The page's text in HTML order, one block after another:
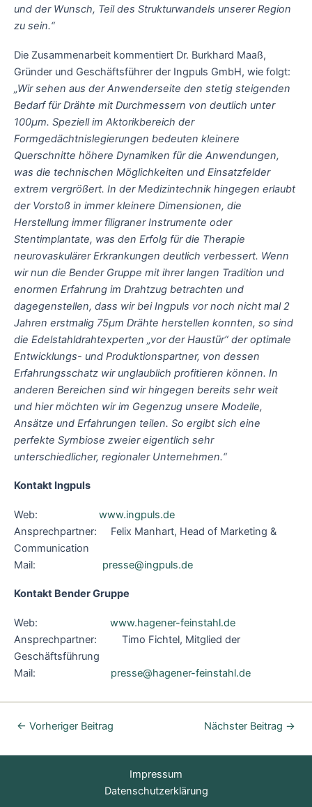
und der Wunsch, Teil des Strukturwandels unserer Region
zu sein.“
Die Zusammenarbeit kommentiert Dr. Burkhard Maaß,
Gründer und Geschäftsführer der Ingpuls GmbH, wie folgt:
„Wir sehen aus der Anwenderseite den stetig steigenden
Bedarf für Drähte mit Durchmessern von deutlich unter
100µm. Speziell im Aktorikbereich der
Formgedächtnislegierungen bedeuten kleinere
Querschnitte höhere Dynamiken für die Anwendungen,
was die technischen Möglichkeiten und Einsatzfelder
extrem vergrößert. In der Medizintechnik hingegen erlaubt
der Vorstoß in immer kleinere Dimensionen, die
Herstellung immer filigraner Instrumente oder
Stentimplantate, was den Erfolg für die Therapie
neurovaskulärer Erkrankungen deutlich verbessert. Wenn
wir nun die Bender Gruppe mit ihrer langen Tradition und
enormen Erfahrung im Drahtzug betrachten und
dagegenstellen, dass wir bei Ingpuls vor noch nicht mal 2
Jahren erstmalig 75µm Drähte herstellen konnten, so sind
die Edelstahldrahtexperten „vor der Haustür“ der optimale
Entwicklungs- und Produktionspartner, von dessen
Erfahrungsschatz wir unglaublich profitieren können. In
anderen Bereichen sind wir hingegen bereits sehr weit
und hier möchten wir im Gegenzug unsere Modelle,
Ansätze und Erfahrungen teilen. So ergibt sich eine
perfekte Symbiose zweier eigentlich sehr
unterschiedlicher, regionaler Unternehmen.“
Kontakt Ingpuls
Web: www.ingpuls.de
Ansprechpartner: Felix Manhart, Head of Marketing &
Communication
Mail: presse@ingpuls.de
Kontakt Bender Gruppe
Web: www.hagener-feinstahl.de
Ansprechpartner: Timo Fichtel, Mitglied der
Geschäftsführung
Mail: presse@hagener-feinstahl.de
← Vorheriger Beitrag Nächster Beitrag →
Impressum
Datenschutzerklärung